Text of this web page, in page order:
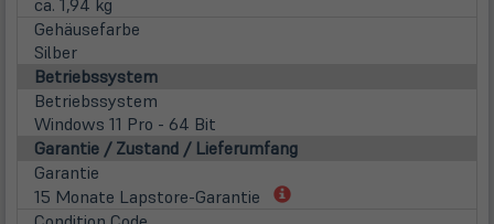
Gehäusefarbe
Silber
Betriebssystem
Betriebssystem
Windows 11 Pro - 64 Bit
Garantie / Zustand / Lieferumfang
Garantie
15 Monate Lapstore-Garantie
(öffnet